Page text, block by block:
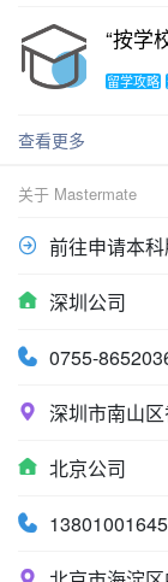
留学攻略
查看更多
关于 Mastermate
前往申请本
深圳公司
0755-
深圳市南山
北京公司
13801001645